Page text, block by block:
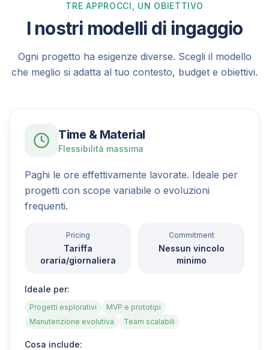
TRE APPROCCI, UN OBIETTIVO
I nostri modelli di ingaggio
Ogni progetto ha esigenze diverse. Scegli il modello
che meglio si adatta al tuo contesto, budget e obiettivi.
Time & Material
Flessibilità massima
Paghi le ore effettivamente lavorate. Ideale per
progetti con scope variabile o evoluzioni
frequenti.
Pricing
Tariffa
oraria/giornaliera
Commitment
Nessun vincolo
minimo
Ideale per:
Progetti esplorativi
MVP e prototipi
Manutenzione evolutiva
Team scalabili
Cosa include: